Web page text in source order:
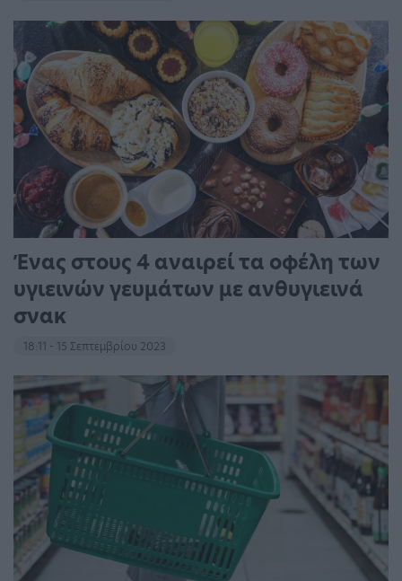
Ένας στους 4 αναιρεί τα οφέλη των
υγιεινών γευμάτων με ανθυγιεινά
σνακ
18:11 - 15 Σεπτεμβρίου 2023